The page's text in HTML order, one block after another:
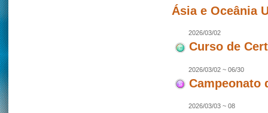
Ásia e Oceânia
2026/03/02
Curso de
2026/03/02 ~ 06/30
Campeonato
2026/03/03 ~ 08